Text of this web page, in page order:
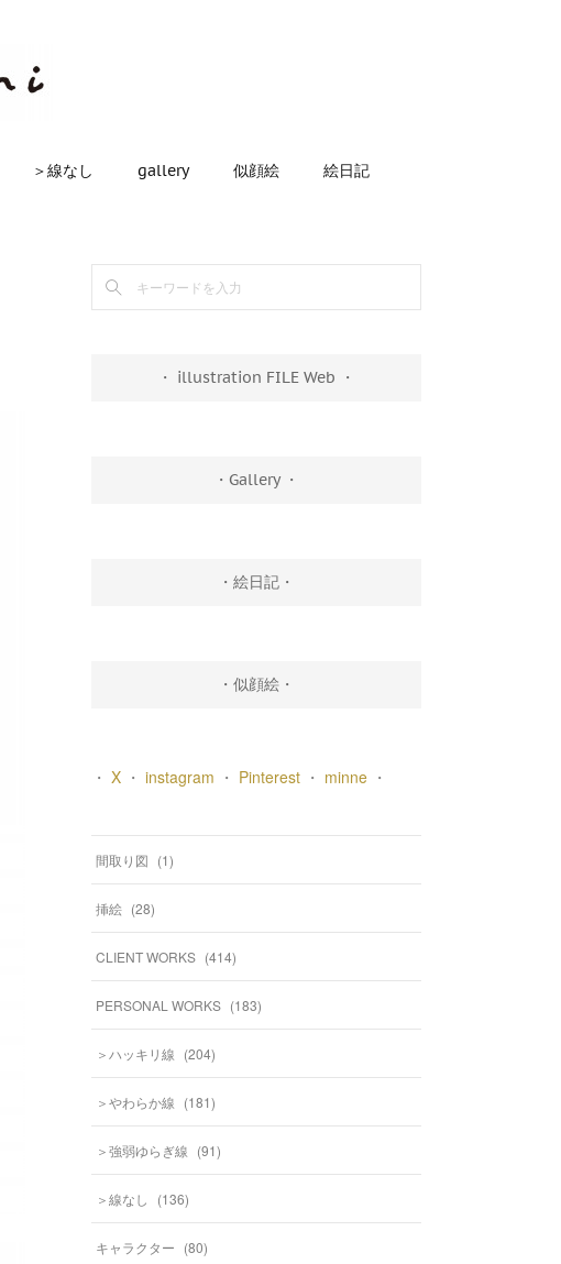
＞線なし gallery 似顔絵 絵日記
・ illustration FILE Web ・
・Gallery ・
・絵日記・
・似顔絵・
・ X ・ instagram ・ Pinterest ・ minne ・
間取り図 (1)
挿絵 (28)
CLIENT WORKS (414)
PERSONAL WORKS (183)
＞ハッキリ線 (204)
＞やわらか線 (181)
＞強弱ゆらぎ線 (91)
＞線なし (136)
キャラクター (80)